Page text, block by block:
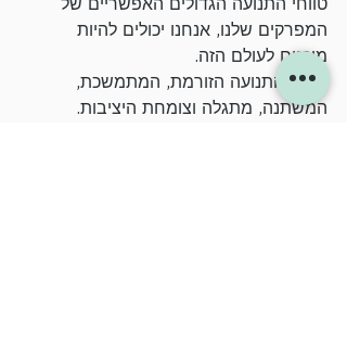
המפרקים שלנו, אנחנו יכולים להיות
מוכנים לעולם הזה.
מתוך התנועה הזורמת, המתמשכת,
המשתנה, מתגלה וצומחת היציבות.